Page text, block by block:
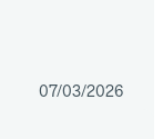
07/03/2026